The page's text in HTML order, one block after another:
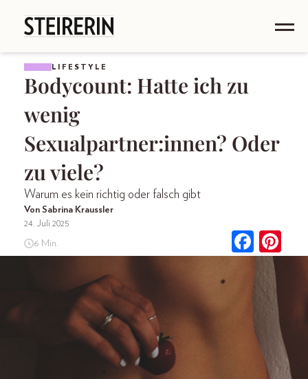
LIFESTYLE
Bodycount: Hatte ich zu
wenig
Sexualpartner:innen? Oder
zu viele?
Warum es kein richtig oder falsch gibt
Von Sabrina Kraussler
24. Juli 2025
6 Min.